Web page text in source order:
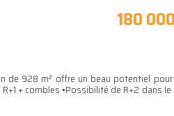
de 928 m² offre un beau potentiel
+ combles •Possibilité de R+2 dans le
180